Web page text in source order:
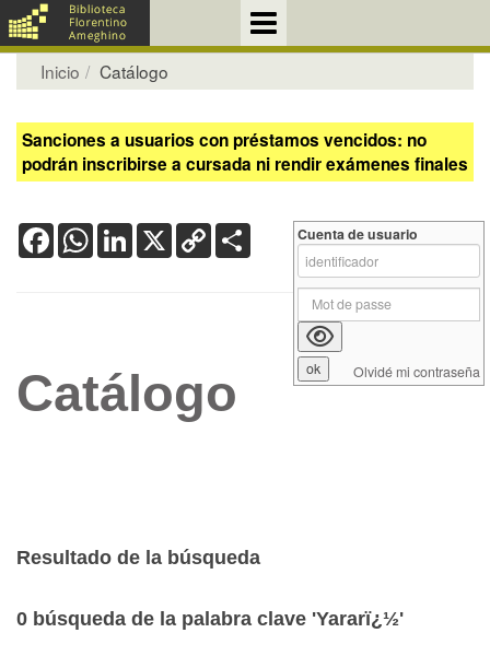
Inicio Catálogo
Sanciones a usuarios con préstamos vencidos: no
podrán inscribirse a cursada ni rendir exámenes finales
FacebookWhatsApp
LinkedIn
X Copy
Link
Catálogo
Resultado de la búsqueda
0 búsqueda de la palabra clave 'Yararï¿½'
Cuenta de usuario
Olvidé mi contraseña